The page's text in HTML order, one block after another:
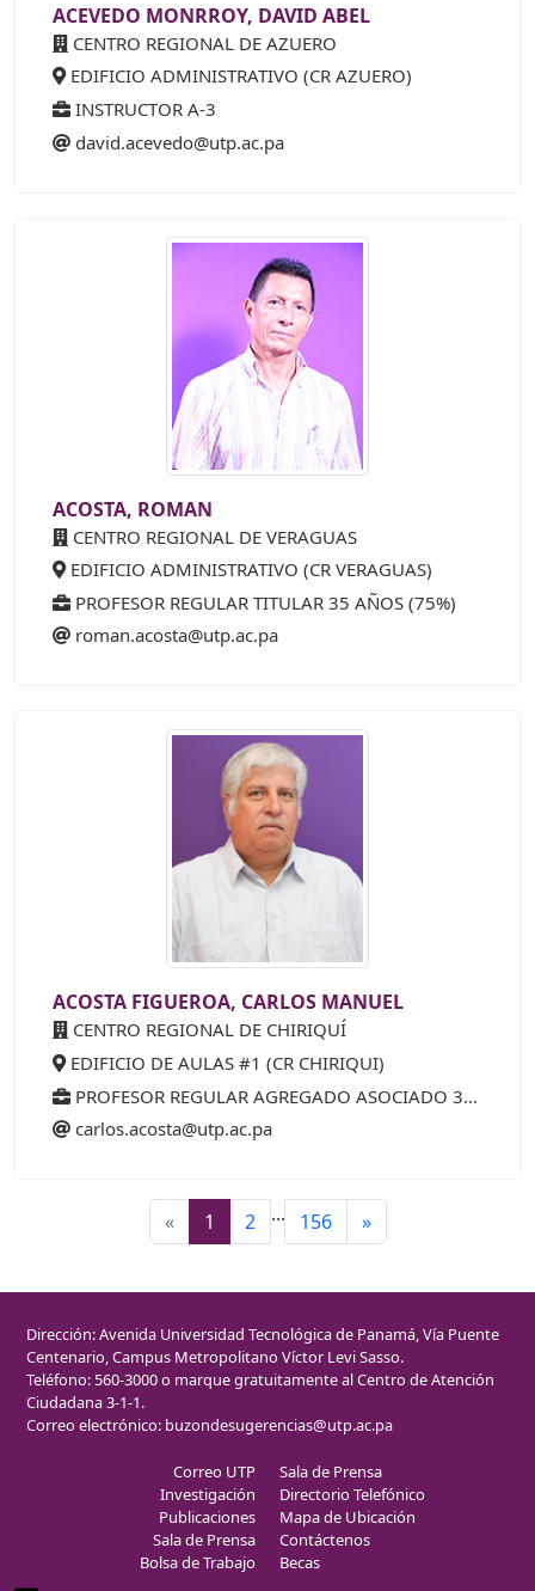
ACEVEDO MONRROY, DAVID ABEL
CENTRO REGIONAL DE AZUERO
EDIFICIO ADMINISTRATIVO (CR AZUERO)
INSTRUCTOR A-3
david.acevedo@utp.ac.pa
ACOSTA, ROMAN
CENTRO REGIONAL DE VERAGUAS
EDIFICIO ADMINISTRATIVO (CR VERAGUAS)
PROFESOR REGULAR TITULAR 35 AÑOS (75%)
roman.acosta@utp.ac.pa
ACOSTA FIGUEROA, CARLOS MANUEL
CENTRO REGIONAL DE CHIRIQUÍ
EDIFICIO DE AULAS #1 (CR CHIRIQUI)
PROFESOR REGULAR AGREGADO ASOCIADO 35 AÑOS (75%)
carlos.acosta@utp.ac.pa
« 1 2 ... 156 »
Dirección: Avenida Universidad Tecnológica de Panamá, Vía Puente
Centenario, Campus Metropolitano Víctor Levi Sasso.
Teléfono: 560-3000 o marque gratuitamente al Centro de Atención
Ciudadana 3-1-1.
Correo electrónico: buzondesugerencias@utp.ac.pa
Correo UTP
Investigación
Publicaciones
Sala de Prensa
Bolsa de Trabajo
Sala de Prensa
Directorio Telefónico
Mapa de Ubicación
Contáctenos
Becas